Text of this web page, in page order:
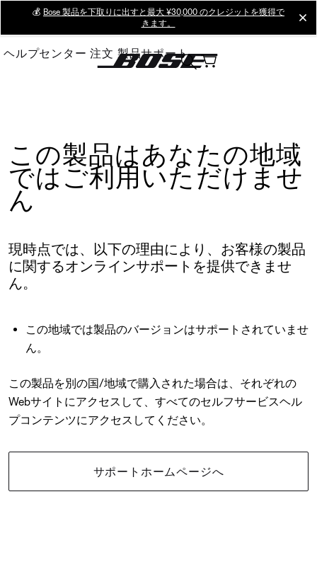
Main
💰 Bose 製品を下取りに出すと最大 ¥30,000 のクレジットを獲得で
きます。
ヘルプセンター 注文 製品サポート
この製品はあなたの地域
ではご利用いただけませ
ん
現時点では、以下の理由により、お客様の製品
に関するオンラインサポートを提供できませ
ん。
この地域では製品のバージョンはサポートされていませ
ん。
この製品を別の国/地域で購入された場合は、それぞれの
Webサイトにアクセスして、すべてのセルフサービスヘル
プコンテンツにアクセスしてください。
サポートホームページへ